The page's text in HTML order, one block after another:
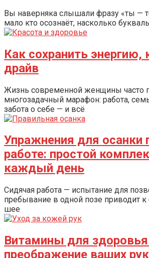
Вы наверняка слышали фразу «ты —
мало кто осознаёт, насколько
Как сохранить энергию,
драйв
Жизнь современной женщины часто
многозадачный марафон: работа,
забота о себе — и всё
Упражнения для осанки
работе: простой
каждый день
Сидячая работа — испытание для
пребывание в одной позе приводит к
шее
Витамины для здоровья
преображение ваших рук